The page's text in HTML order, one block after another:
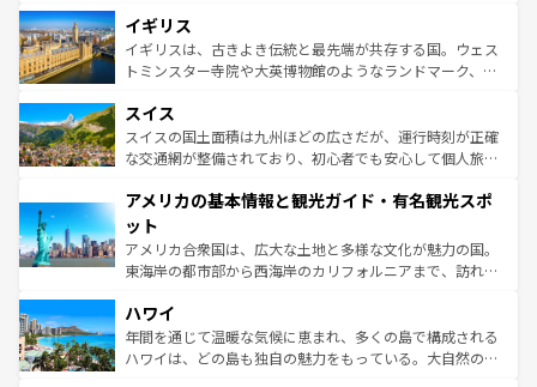
香り高いラベンダー畑など、多彩な楽しみ方が可能だ。さ
らに、パリ以外の地域にも魅力が溢れており、どの街角に
も豊かな歴史と文化が息づいている。パリ以外の個性あふ
を参照してほしい。
顔を持つこの国は、どこを歩いても飽きることがない。ベ
ルリンの文化的活気、バイエルン州のアルプスの絶景、そ
してライン川沿いのワイン畑といった風景は必見。ビール
は、お酒好きな人にはぜひ体験してほしい。 なお、新着の
ドイツ情報はコンテンツ一覧を参照してほしい。
イギリス
イギリスは、古きよき伝統と最先端が共存する国。ウェス
トミンスター寺院や大英博物館のようなランドマーク、歴
リアごとに異なる魅力がある。また、優雅なアフタヌーン
ティー、ビール好きにはたまらない英国パブ、サッカー観
戦など、本場だからこそできる体験も豊富。イギリスを旅
ンツ一覧を参照してほしい。
スイス
スイスの国土面積は九州ほどの広さだが、運行時刻が正確
な交通網が整備されており、初心者でも安心して個人旅行
の建物がそのまま残る町や、スイスならではのユニークな
博物館もあり、アルプス観光だけでなく町歩きも満喫する
ことができる。国民の所得が高いため物価も高いが、旅行
者向けの交通パス提供のサービスもあり、うまく活用すれ
着のスイス情報は
アメリカの基本情報と観光ガイド・有名観光スポ
ット
アメリカ合衆国は、広大な土地と多様な文化が魅力の国。
東海岸の都市部から西海岸のカリフォルニアまで、訪れる
のような巨大都市は、観光、ショッピング、エンターテイ
ンメントが詰まった刺激的なスポットだ。一方、アメリカ
西部には大自然が広がり、グランドキャニオンやイエロー
ハワイ
年間を通じて温暖な気候に恵まれ、多くの島で構成される
ハワイは、どの島も独自の魅力をもっている。大自然の神